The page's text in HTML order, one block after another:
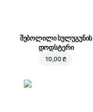
შებოლილი სულუგუნის
დოდსტერი
10,00 ₾